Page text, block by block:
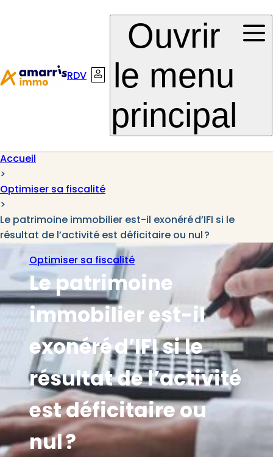
RDV
Connexion
Ouvrir
le menu
principal
Accueil
>
Optimiser sa fiscalité
>
Le patrimoine immobilier est-il exonéré d’IFI si le
résultat de l’activité est déficitaire ou nul ?
Optimiser sa fiscalité
Le patrimoine
immobilier est-il
exonéré d’IFI si le
résultat de l’activité
est déficitaire ou
nul ?